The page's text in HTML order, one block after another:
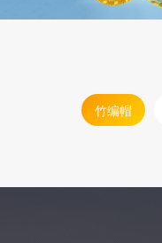
竹编帽